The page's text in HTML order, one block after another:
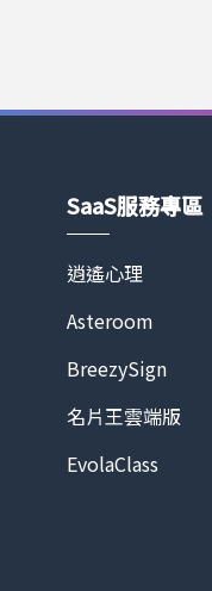
SaaS服務專區
逍遙心理
Asteroom
BreezySign
名片王雲端版
EvolaClass